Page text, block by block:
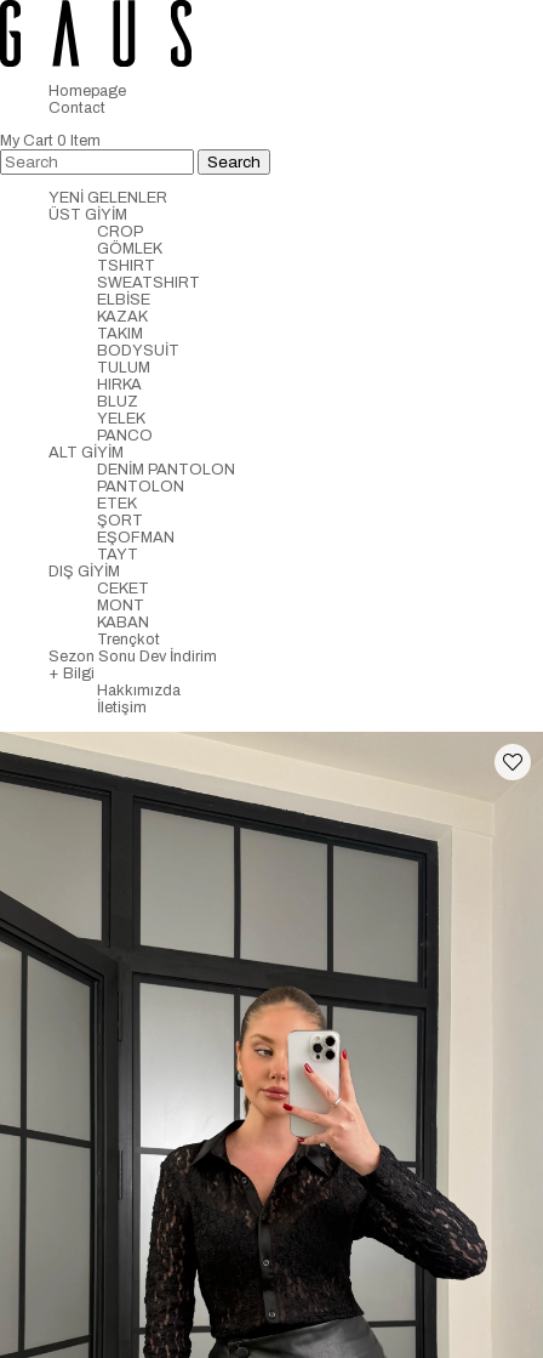
Homepage
Contact
My Cart 0 Item
YENİ GELENLER
ÜST GİYİM
CROP
GÖMLEK
TSHIRT
SWEATSHIRT
ELBİSE
KAZAK
TAKIM
BODYSUİT
TULUM
HIRKA
BLUZ
YELEK
PANCO
ALT GİYİM
DENİM PANTOLON
PANTOLON
ETEK
ŞORT
EŞOFMAN
TAYT
DIŞ GİYİM
CEKET
MONT
KABAN
Trençkot
Sezon Sonu Dev İndirim
+ Bilgi
Hakkımızda
İletişim